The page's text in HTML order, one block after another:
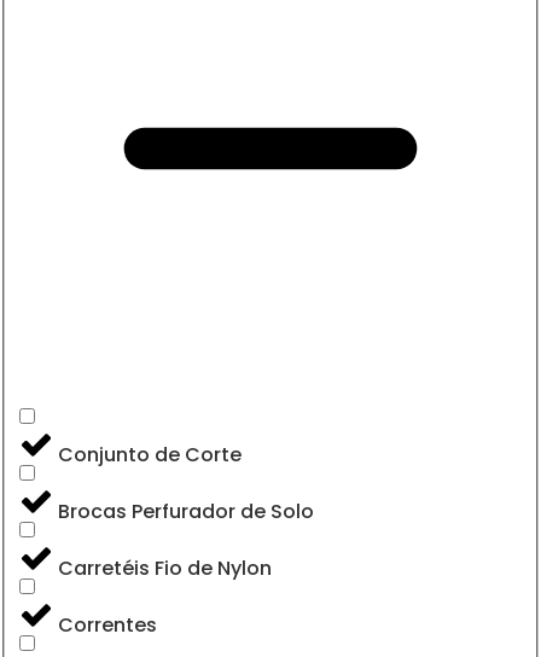
Conjunto de Corte
Brocas Perfurador de Solo
Carretéis Fio de Nylon
Correntes